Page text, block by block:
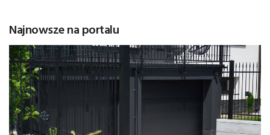
Najnowsze na portalu